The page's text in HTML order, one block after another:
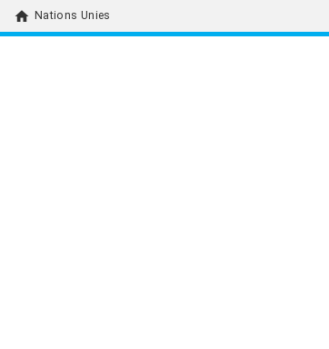
home Nations Unies